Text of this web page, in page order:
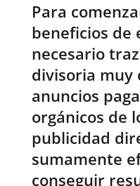
Para
beneficios de
necesario
divisoria muy
anuncios
orgánicos de
publicidad
sumamente
conseguir